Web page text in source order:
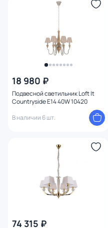
18 980 ₽
Подвесной светильник Loft It
Countryside E14 40W 10420
В наличии 6 шт.
74 315 ₽
Цвет арматуры
Цвет плафона
Высота (мм)
Ширина (мм)
Глубина (мм)
Количество ламп